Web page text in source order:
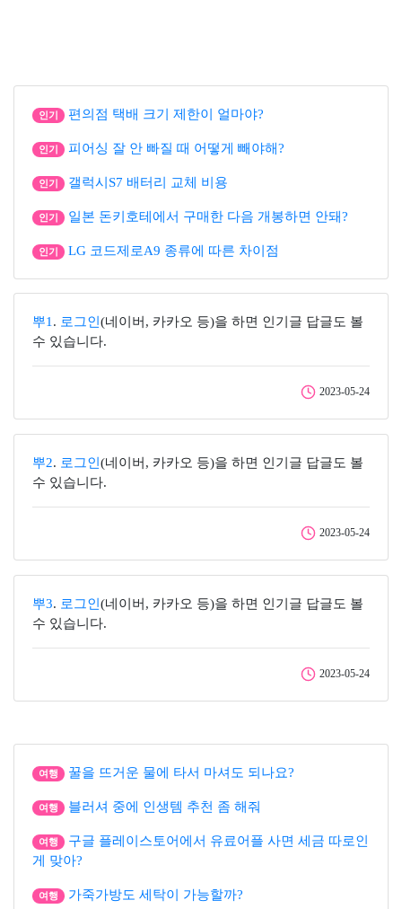
인기 편의점 택배 크기 제한이 얼마야?
인기 피어싱 잘 안 빠질 때 어떻게 빼야해?
인기 갤럭시S7 배터리 교체 비용
인기 일본 돈키호테에서 구매한 다음 개봉하면 안돼?
인기 LG 코드제로A9 종류에 따른 차이점
뿌1 . 로그인 (네이버, 카카오 등)을 하면 인기글 답글도 볼
수 있습니다.
2023-05-24
뿌2. 로그인 (네이버, 카카오 등)을 하면 인기글 답글도 볼
수 있습니다.
2023-05-24
뿌3. 로그인 (네이버, 카카오 등)을 하면 인기글 답글도 볼
수 있습니다.
2023-05-24
여행 꿀을 뜨거운 물에 타서 마셔도 되나요?
여행 블러셔 중에 인생템 추천 좀 해줘
여행
구글 플레이스토어에서 유료어플 사면 세금 따로인
게 맞아?
여행 가죽가방도 세탁이 가능할까?